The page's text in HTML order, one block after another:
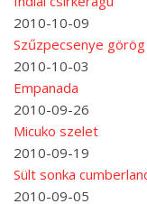
2010-10-09
Szűzpecsenye
2010-10-03
Empanada
2010-09-26
Micuko szelet
2010-09-19
Sült sonka
2010-09-05